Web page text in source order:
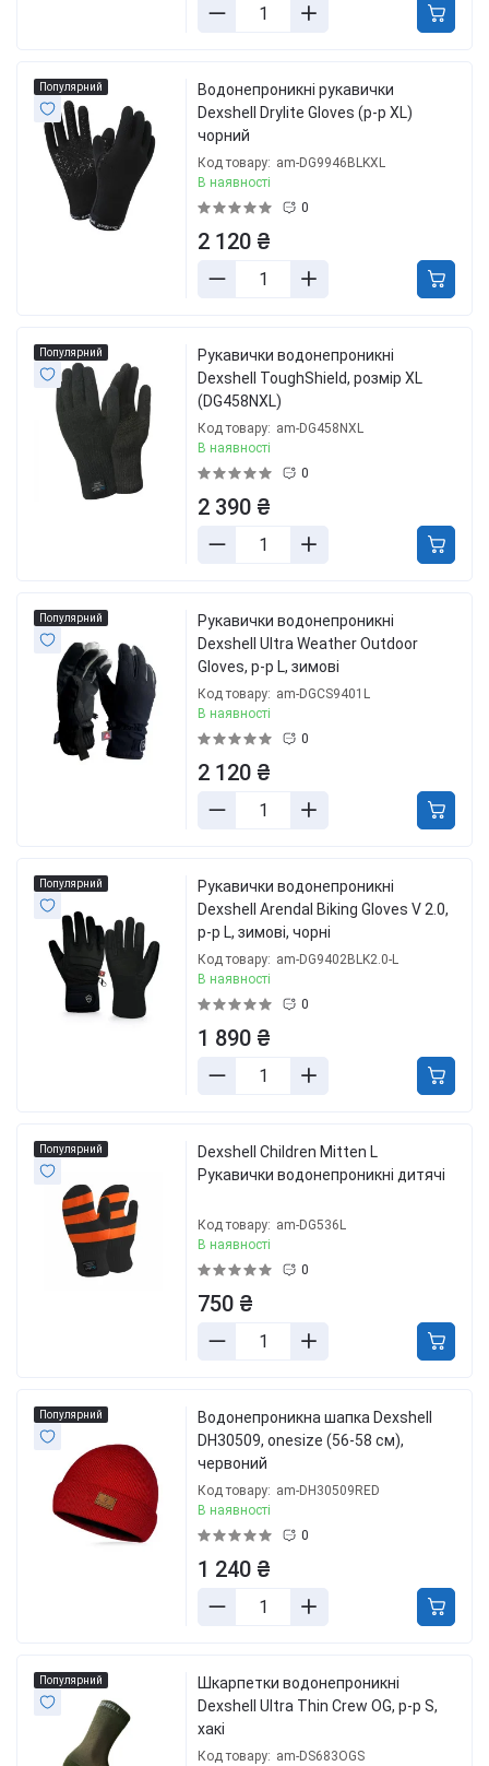
Популярний
Водонепроникні рукавички
Dexshell Drylite Gloves (р-р XL)
чорний
Код товару: am-DG9946BLKXL
В наявності
0
2 120 ₴
Популярний
Рукавички водонепроникні
Dexshell ToughShield, розмір XL
(DG458NXL)
Код товару: am-DG458NXL
В наявності
0
2 390 ₴
Популярний
Рукавички водонепроникні
Dexshell Ultra Weather Outdoor
Gloves, p-p L, зимові
Код товару: am-DGCS9401L
В наявності
0
2 120 ₴
Популярний
Рукавички водонепроникні
Dexshell Arendal Biking Gloves V 2.0,
p-p L, зимові, чорні
Код товару: am-DG9402BLK2.0-L
В наявності
0
1 890 ₴
Популярний
Dexshell Children Mitten L
Рукавички водонепроникні дитячі
Код товару: am-DG536L
В наявності
0
750 ₴
Популярний
Водонепроникна шапка Dexshell
DH30509, onesize (56-58 см),
червоний
Код товару: am-DH30509RED
В наявності
0
1 240 ₴
Популярний
Шкарпетки водонепроникні
Dexshell Ultra Thin Crew OG, р-р S,
хакі
Код товару: am-DS683OGS